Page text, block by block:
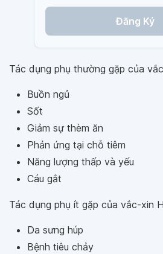
Đăng Ký
Tác dụng phụ thường gặp của
Buồn ngủ
Sốt
Giảm sự thèm ăn
Phản ứng tại chỗ tiêm
Năng lượng thấp và yếu
Cáu gắt
Tác dụng phụ ít gặp của vắc-xin
Da sưng húp
Bệnh tiêu chảy